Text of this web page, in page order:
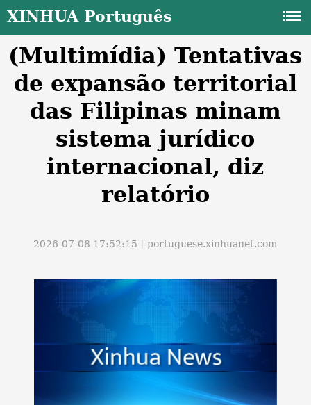
XINHUA Português
(Multimídia) Tentativas
de expansão territorial
das Filipinas minam
sistema jurídico
internacional, diz
relatório
2026-07-08 17:52:15丨portuguese.xinhuanet.com